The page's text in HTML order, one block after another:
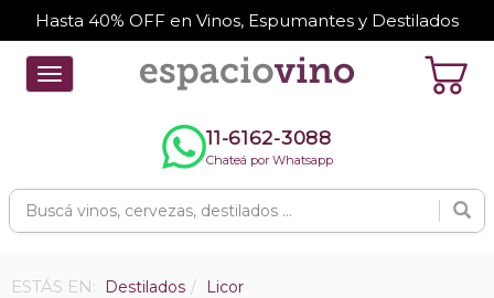
Hasta 40% OFF en Vinos, Espumantes y Destilados
Toggle
navigation
11-6162-3088
Chateá por Whatsapp
ESTÁS EN: Destilados
Licor